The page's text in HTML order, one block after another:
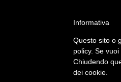
LinkedinInformativa
Questo sito o
policy. Se
Chiudendo
dei cookie.